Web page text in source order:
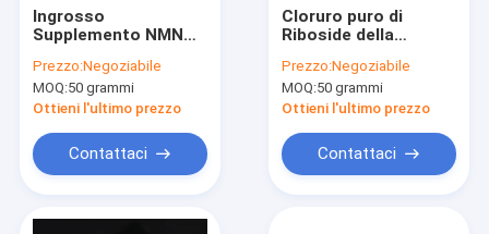
Ingrosso
Supplemento NMN
Mononucleotide 99%
Polvere anti-
invecchiamento
Prezzo:Negoziabile
MOQ:50 grammi
Ottieni l'ultimo prezzo
Contattaci
Cloruro puro di
Riboside della
CAS 23111-00-4 per
antinvecchiamento
Prezzo:Negoziabile
MOQ:50 grammi
Ottieni l'ultimo prezzo
Contattaci